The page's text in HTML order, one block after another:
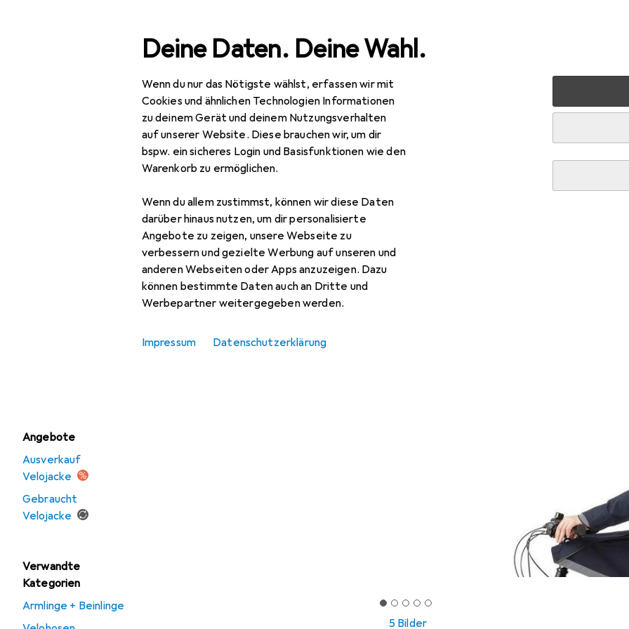
Deine Daten. Deine Wahl.
Wenn du nur das Nötigste wählst, erfassen wir mit
Cookies und ähnlichen Technologien Informationen
zu deinem Gerät und deinem Nutzungsverhalten
auf unserer Website. Diese brauchen wir, um dir
bspw. ein sicheres Login und Basisfunktionen wie den
Warenkorb zu ermöglichen.
Wenn du allem zustimmst, können wir diese Daten
darüber hinaus nutzen, um dir personalisierte
Angebote zu zeigen, unsere Webseite zu
verbessern und gezielte Werbung auf unseren und
anderen Webseiten oder Apps anzuzeigen. Dazu
können bestimmte Daten auch an Dritte und
Werbepartner weitergegeben werden.
Impressum Datenschutzerklärung
Navigation nach Kategorien
Angebote
Ausverkauf
Velojacke
Gebraucht
Velojacke
Verwandte
Kategorien
Armlinge + Beinlinge
Gesamtsortiment Sport Bike Velobekleidung Tucano
5 Bilder